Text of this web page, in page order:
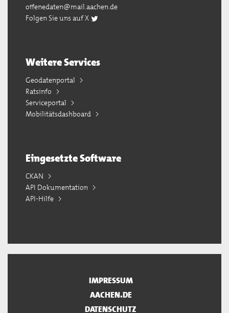
offenedaten@mail.aachen.de
Folgen Sie uns auf X
Weitere Services
Geodatenportal
Ratsinfo
Serviceportal
Mobilitätsdashboard
Eingesetzte Software
CKAN
API Dokumentation
API-Hilfe
IMPRESSUM
AACHEN.DE
DATENSCHUTZ